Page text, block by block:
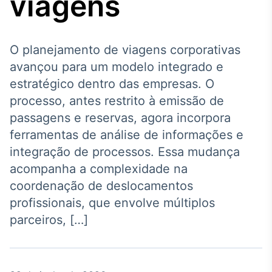
Broadcast
Político
Os bastidores da
política em tempo
Broadcast
Energia
O planejamento de viagens corporativas
avançou para um modelo integrado e
estratégico dentro das empresas. O
processo, antes restrito à emissão de
passagens e reservas, agora incorpora
ferramentas de análise de informações e
integração de processos. Essa mudança
acompanha a complexidade na
coordenação de deslocamentos
profissionais, que envolve múltiplos
parceiros, […]